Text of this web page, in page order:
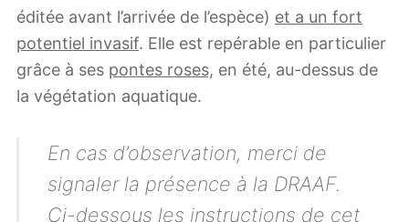
éditée avant l’arrivée de l’espèce) et a un fort
potentiel invasif. Elle est repérable en particulier
grâce à ses pontes roses, en été, au-dessus de
la végétation aquatique.
En cas d’observation, merci de
signaler la présence à la DRAAF.
Ci-dessous les instructions de cet